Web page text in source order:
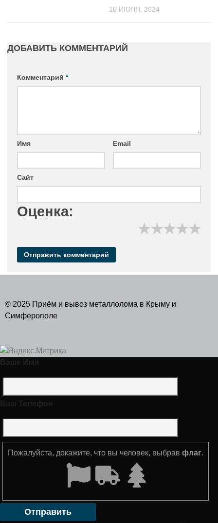
16 ИЮНЯ, 2024
ДОБАВИТЬ КОММЕНТАРИЙ
Комментарий *
Имя Email
Сайт
Оценка:
★
★
★
★
★
© 2025 Приём и вывоз металлолома в Крыму и
Симферополе
Ваше Имя
Ваш Телефон
Пожалуйста, докажите, что вы человек, выбрав флаг.